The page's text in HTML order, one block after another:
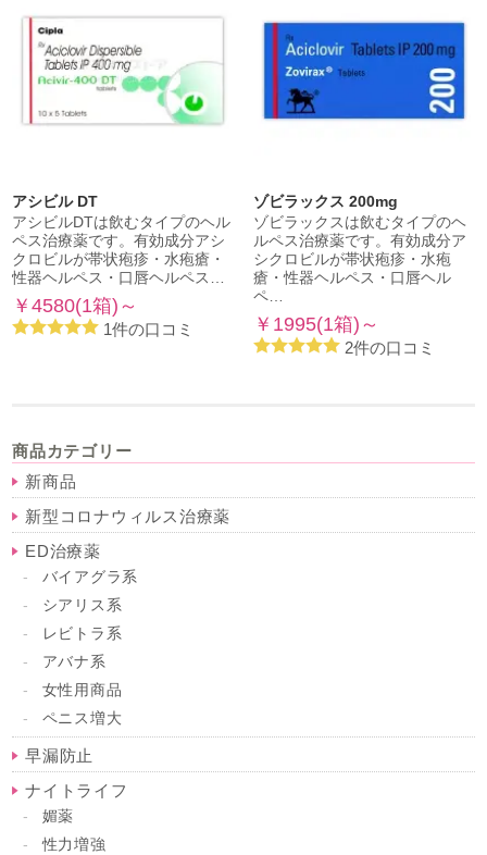
アシビル DT
アシビルDTは飲むタイプのヘル
ペス治療薬です。有効成分アシ
クロビルが帯状疱疹・水疱瘡・
性器ヘルペス・口唇ヘルペス…
￥4580(1箱)～
1件の口コミ
ゾビラックス 200mg
ゾビラックスは飲むタイプのヘ
ルペス治療薬です。有効成分ア
シクロビルが帯状疱疹・水疱
瘡・性器ヘルペス・口唇ヘル
ペ…
￥1995(1箱)～
2件の口コミ
商品カテゴリー
新商品
新型コロナウィルス治療薬
ED治療薬
バイアグラ系
シアリス系
レビトラ系
アバナ系
女性用商品
ペニス増大
早漏防止
ナイトライフ
媚薬
性力増強